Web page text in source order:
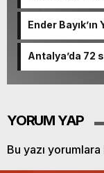
Ender
Antalya’da 72
YORUM YAP
Bu yazı yorumlara